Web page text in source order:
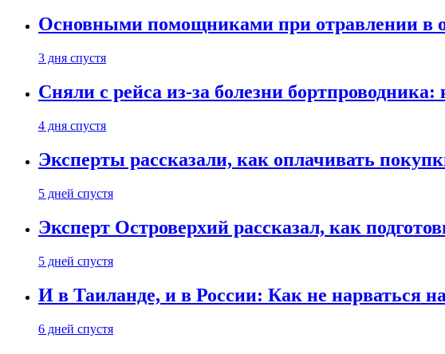
Основными помощниками при отравлении в
3 дня спустя
Сняли с рейса из-за болезни
4 дня спустя
Эксперты рассказали, как оплачивать
5 дней спустя
Эксперт Островерхий рассказал, как
5 дней спустя
И в Таиланде, и в России: Как не нарваться
6 дней спустя